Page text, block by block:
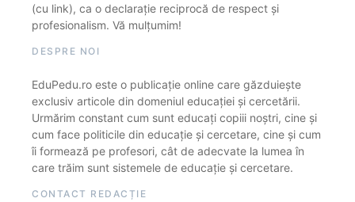
(cu link), ca o declarație reciprocă de respect și
profesionalism. Vă mulțumim!
DESPRE NOI
EduPedu.ro este o publicație online care găzduiește
exclusiv articole din domeniul educației și cercetării.
Urmărim constant cum sunt educați copiii noștri, cine și
cum face politicile din educație și cercetare, cine și cum
îi formează pe profesori, cât de adecvate la lumea în
care trăim sunt sistemele de educație și cercetare.
CONTACT REDACȚIE